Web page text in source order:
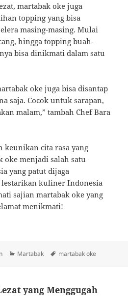
martabak oke juga
topping yang bisa
masing-masing. Mulai
hingga topping buah-
bisa dinikmati dalam satu
oke juga bisa disantap
saja. Cocok untuk sarapan,
malam,” tambah Chef Bara
keunikan cita rasa yang
menjadi salah satu
yang patut dijaga
lestarikan kuliner Indonesia
sajian martabak oke yang
menikmati!
Categories
Martabak Tags
martabak oke
yang Menggugah